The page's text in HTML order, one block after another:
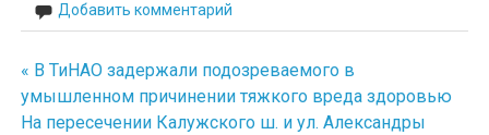
Добавить комментарий
Навигация
по
« В ТиНАО задержали подозреваемого в
умышленном причинении тяжкого вреда здоровью
На пересечении Калужского ш. и ул. Александры